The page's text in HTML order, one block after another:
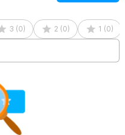
3 (0) 2 (0) 1 (0)